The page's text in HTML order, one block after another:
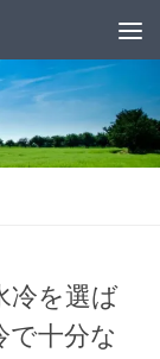
冷を選ば
で十分な